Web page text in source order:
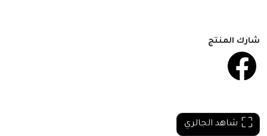
شارك المنتج
شاهد الجالري